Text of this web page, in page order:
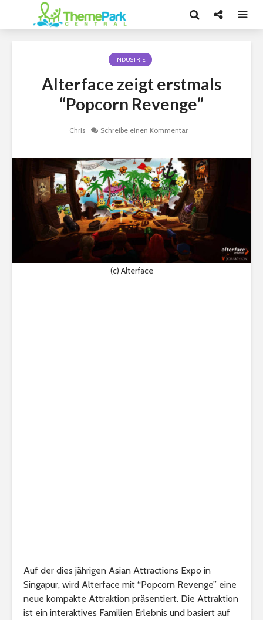
INDUSTRIE
Alterface zeigt erstmals
“Popcorn Revenge”
Chris Schreibe einen Kommentar
(c) Alterface
Auf der dies jährigen Asian Attractions Expo in
Singapur, wird Alterface mit “Popcorn Revenge” eine
neue kompakte Attraktion präsentiert. Die Attraktion
ist ein interaktives Familien Erlebnis und basiert auf